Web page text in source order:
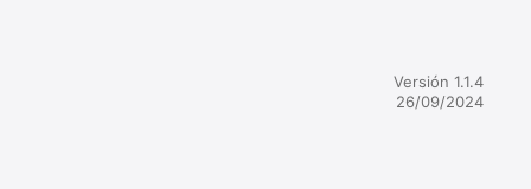
Versión 1.1.4
26/09/2024